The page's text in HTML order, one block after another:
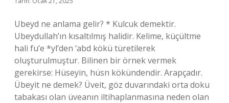
Ubeyd ne anlama gelir? * Kulcuk demektir.
Ubeydullah’ın kısaltılmış halidir. Kelime, küçültme
hali fu’e *yl’den ‘abd kökü türetilerek
oluşturulmuştur. Bilinen bir örnek vermek
gerekirse: Hüseyin, hüsn kökündendir. Arapçadır.
Übeyit ne demek? Üveit, göz duvarındaki orta doku
tabakası olan üveanın iltihaplanmasına neden olan